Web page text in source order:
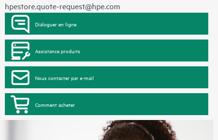
hpestore.quote-request@hpe.com
Dialoguer en ligne
Assistance produits
Nous contacter par e-mail
Comment acheter